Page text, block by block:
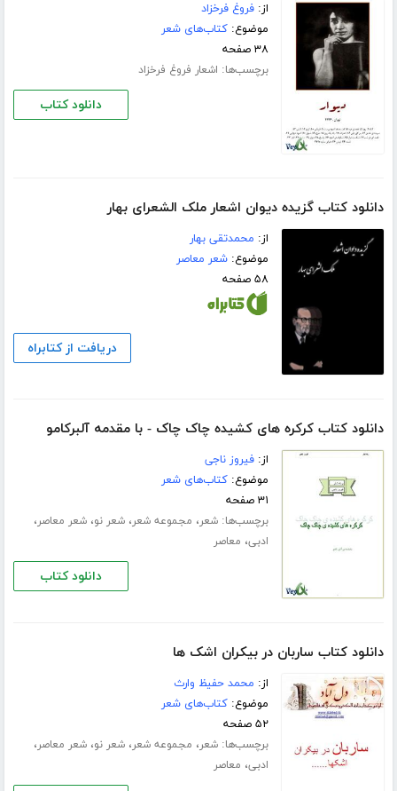
از:فروغ فرخزاد
موضوع:کتاب‌های شعر
۳۸ صفحه
برچسب‌ها: اشعار فروغ فرخزاد
دانلود کتاب
دانلود کتاب گزیده دیوان اشعار ملک الشعرای بهار
از: محمدتقی بهار
موضوع:شعر معاصر
۵۸ صفحه
دریافت از کتابراه
دانلود کتاب کرکره های کشیده چاک چاک - با مقدمه آلبرکامو
از:فیروز ناجی
موضوع:کتاب‌های شعر
۳۱ صفحه
برچسب‌ها:شعر، مجموعه شعر،شعر نو،شعر معاصر،
ادبی، معاصر
دانلود کتاب
دانلود کتاب ساربان در بیکران اشک ها
از: محمد حفیظ وارث
موضوع:کتاب‌های شعر
۵۲ صفحه
برچسب‌ها:شعر، مجموعه شعر،شعر نو،شعر معاصر،
ادبی، معاصر